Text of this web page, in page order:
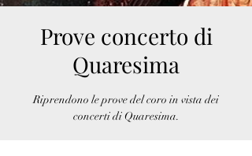
Prove concerto di
Quaresima
Riprendono le prove del coro in vista dei
concerti di Quaresima.